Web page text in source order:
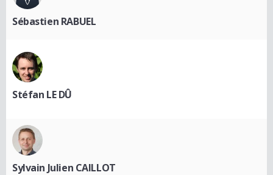
Sébastien RABUEL
Stéfan LE DÛ
Sylvain Julien CAILLOT